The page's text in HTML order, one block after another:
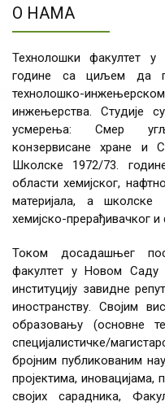
О НАМА
Технолошки факултет
године са циљем да
технолошко-
инжењерства. Студије
усмерења: Смер
конзервисане хране и
Школске 1972/73.
области хемијског,
материјала, а
хемијско-прерађивачког
Током досадашњег
факултет у Новом Саду
институцију завидне
иностранству. Својим
образовању (основне
специјалистичке/
бројним публикованим
пројектима,
својих сарадника,